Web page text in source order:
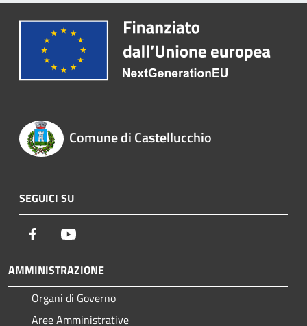
Comune di Castellucchio
SEGUICI SU
Facebook
AMMINISTRAZIONE
Organi di Governo
Aree Amministrative